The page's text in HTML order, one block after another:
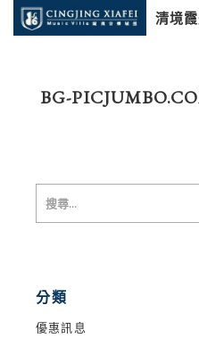
清境
BG-
分類
優惠訊息